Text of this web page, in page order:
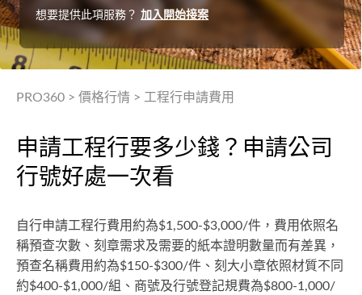
想要提供此項服務？加入開始接案
PRO360 > 價格行情 > 工程行申請費用
申請工程行要多少錢？申請公司
行號好處一次看
自行申請工程行費用約為$1,500-$3,000/件，費用依照名
稱預查次數、刻章需求及需要的紙本證明數量而有差異，
預查名稱費用約為$150-$300/件、刻大小章依照材質不同
約$400-$1,000/組、商號及行號登記規費為$800-1,000/